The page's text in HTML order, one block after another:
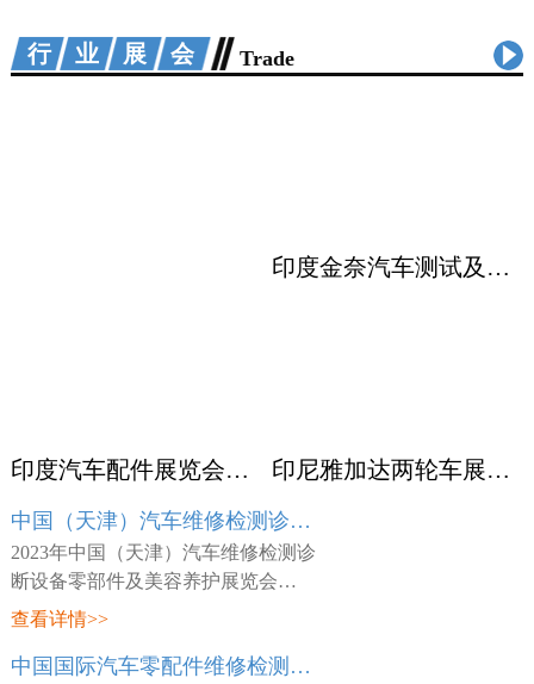
行业展会 Trade
印度汽车配件展览会ACMA
印度金奈汽车测试及质量监控展览会 Automotive Testing Expo
印尼雅加达两轮车展览会 INABIKE
中国（天津）汽车维修检测诊断设备零部件及美容养护展览会 AMR
2023年中国（天津）汽车维修检测诊
断设备零部件及美容养护展览会
（AMR），展会时间：2023年03月23
咸水沽镇国展大道888号-国家会展中
查看详情>>
中国国际汽车零配件维修检测诊断设备及服务用品展览会 Automechanika Shanghai